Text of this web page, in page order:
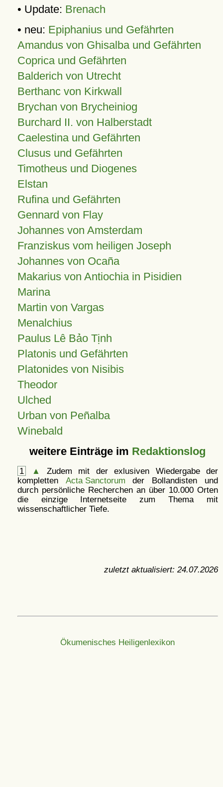
• Update: Brenach
• neu: Epiphanius und Gefährten
Amandus von Ghisalba und Gefährten
Coprica und Gefährten
Balderich von Utrecht
Berthanc von Kirkwall
Brychan von Brycheiniog
Burchard II. von Halberstadt
Caelestina und Gefährten
Clusus und Gefährten
Timotheus und Diogenes
Elstan
Rufina und Gefährten
Gennard von Flay
Johannes von Amsterdam
Franziskus vom heiligen Joseph
Johannes von Ocaña
Makarius von Antiochia in Pisidien
Marina
Martin von Vargas
Menalchius
Paulus Lê Bảo Tịnh
Platonis und Gefährten
Platonides von Nisibis
Theodor
Ulched
Urban von Peñalba
Winebald
weitere Einträge im Redaktionslog
1 ▲
Zudem mit der exlusiven Wiedergabe der
kompletten Acta Sanctorum der Bollandisten und
durch persönliche Recherchen an über 10.000 Orten
die einzige Internetseite zum Thema mit
wissenschaftlicher Tiefe.
zuletzt aktualisiert: 24.07.2026
Ökumenisches Heiligenlexikon